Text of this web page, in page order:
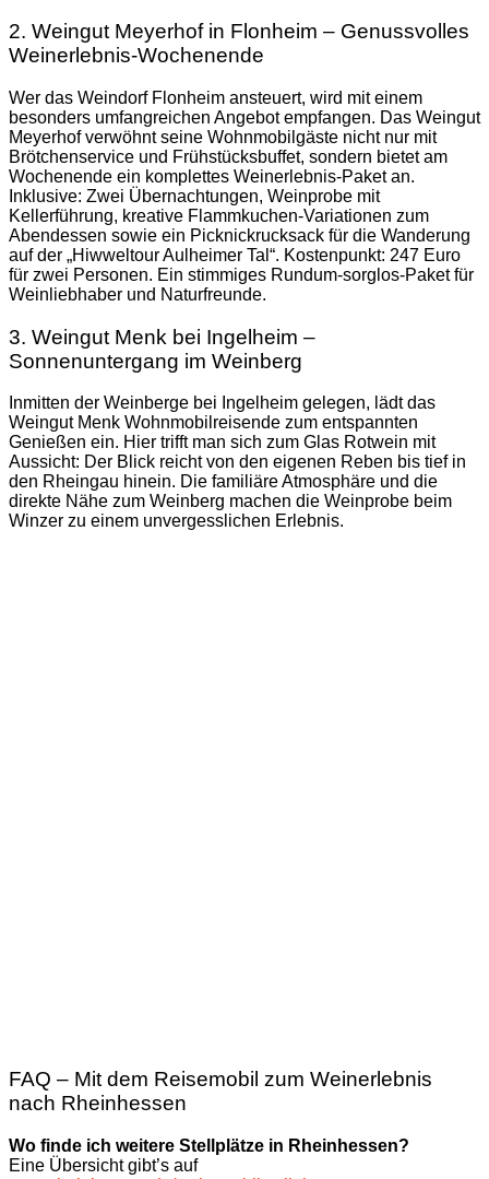
2. Weingut Meyerhof in Flonheim – Genussvolles
Weinerlebnis-Wochenende
Wer das Weindorf Flonheim ansteuert, wird mit einem
besonders umfangreichen Angebot empfangen. Das Weingut
Meyerhof verwöhnt seine Wohnmobilgäste nicht nur mit
Brötchenservice und Frühstücksbuffet, sondern bietet am
Wochenende ein komplettes Weinerlebnis-Paket an.
Inklusive: Zwei Übernachtungen, Weinprobe mit
Kellerführung, kreative Flammkuchen-Variationen zum
Abendessen sowie ein Picknickrucksack für die Wanderung
auf der „Hiwweltour Aulheimer Tal“. Kostenpunkt: 247 Euro
für zwei Personen. Ein stimmiges Rundum-sorglos-Paket für
Weinliebhaber und Naturfreunde.
3. Weingut Menk bei Ingelheim –
Sonnenuntergang im Weinberg
Inmitten der Weinberge bei Ingelheim gelegen, lädt das
Weingut Menk Wohnmobilreisende zum entspannten
Genießen ein. Hier trifft man sich zum Glas Rotwein mit
Aussicht: Der Blick reicht von den eigenen Reben bis tief in
den Rheingau hinein. Die familiäre Atmosphäre und die
direkte Nähe zum Weinberg machen die Weinprobe beim
Winzer zu einem unvergesslichen Erlebnis.
FAQ – Mit dem Reisemobil zum Weinerlebnis
nach Rheinhessen
Wo finde ich weitere Stellplätze in Rheinhessen?
Eine Übersicht gibt’s auf